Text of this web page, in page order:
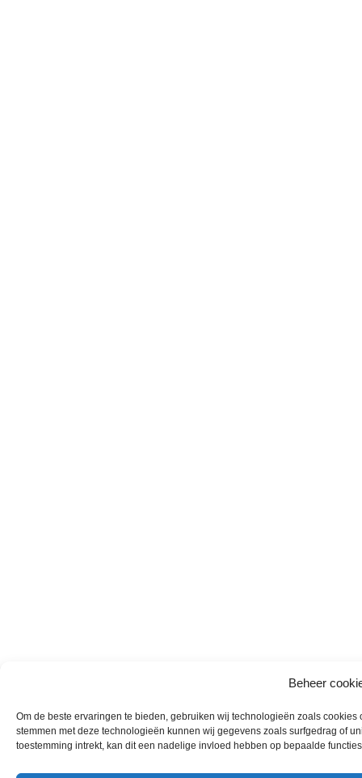
Beheer
Om de beste ervaringen te bieden, gebruiken wij technologieën zoals
stemmen met deze technologieën kunnen wij gegevens zoals surfgedrag of
toestemming intrekt, kan dit een nadelige invloed hebben op bepaalde